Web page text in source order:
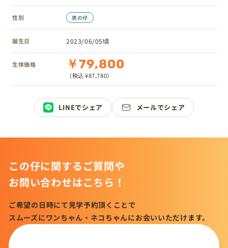
性別 男の仔
誕生日 2023/06/05頃
生体価格 ￥79,800
（税込 ¥87,780）
LINEでシェア メールでシェア
この仔に関するご質問や
お問い合わせはこちら！
ご希望の日時にて見学予約頂くことで
スムーズにワンちゃん・ネコちゃんにお会いいただけます。